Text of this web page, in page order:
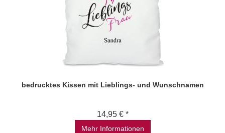
bedrucktes Kissen mit Lieblings- und Wunschnamen
14,95 € *
Mehr Informationen